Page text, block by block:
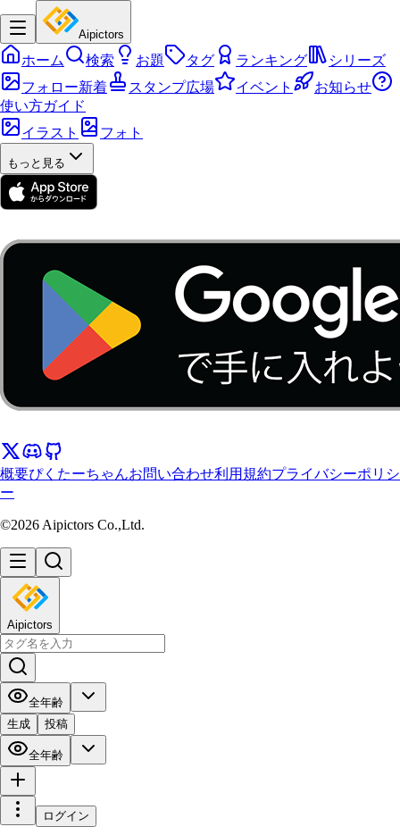
Aipictors
ホーム 検索 お題 タグ ランキング
シリーズ
フォロー新着
スタンプ広場 イベント
お知らせ
使い方ガイド
イラスト
フォト
もっと見る
概要ぴくたーちゃんお問い合わせ利用規約プライバシーポリシ
ー
©2026 Aipictors Co.,Ltd.
Aipictors
全年齢
生成
投稿
全年齢
ログイン